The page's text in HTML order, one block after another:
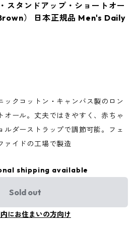
タンドアップ・ショートオー
） 日本正規品 Men's Daily
ックコットン・キャンバス製のロン
オール。丈夫ではきやすく、赤ちゃ
ルダーストラップで調節可能。フェ
ァイドの工場で製造
shipping available
Sold out
にお住まいの方向け